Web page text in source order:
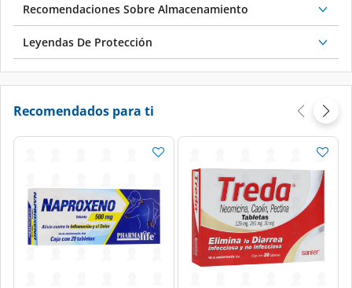
Recomendaciones Sobre Almacenamiento
Leyendas De Protección
Recomendados para ti